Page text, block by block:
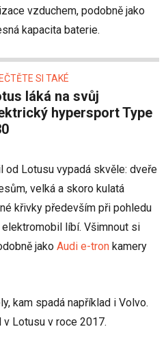
vzduchem, podobně jako
kapacita baterie.
SI TAKÉ
hypersport Type
Lotusu vypadá skvěle: dveře
velká a skoro kulatá
křivky především při pohledu
líbí. Všimnout si
jako Audi e-tron kamery
kam spadá například i Volvo.
Lotusu v roce 2017.